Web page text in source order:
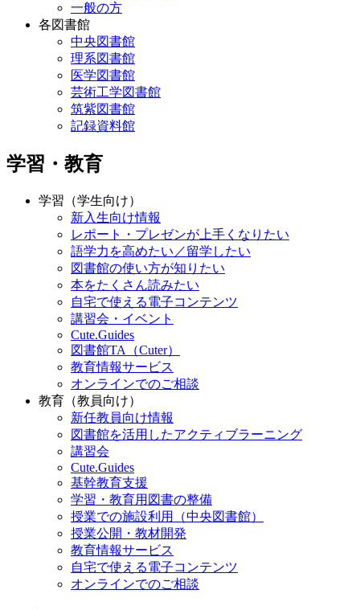
一般の方
各図書館
中央図書館
理系図書館
医学図書館
芸術工学図書館
筑紫図書館
記録資料館
学習・教育
学習（学生向け）
新入生向け情報
レポート・プレゼンが上手くなりたい
語学力を高めたい／留学したい
図書館の使い方が知りたい
本をたくさん読みたい
自宅で使える電子コンテンツ
講習会・イベント
Cute.Guides
図書館TA（Cuter）
教育情報サービス
オンラインでのご相談
教育（教員向け）
新任教員向け情報
図書館を活用したアクティブラーニング
講習会
Cute.Guides
基幹教育支援
学習・教育用図書の整備
授業での施設利用（中央図書館）
授業公開・教材開発
教育情報サービス
自宅で使える電子コンテンツ
オンラインでのご相談